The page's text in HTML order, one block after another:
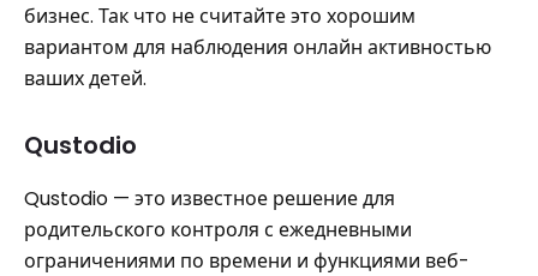
бизнес. Так что не считайте это хорошим
вариантом для наблюдения онлайн активностью
ваших детей.
Qustodio
Qustodio — это известное решение для
родительского контроля с ежедневными
ограничениями по времени и функциями веб-